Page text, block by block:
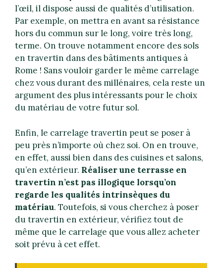
l’œil, il dispose aussi de qualités d’utilisation.
Par exemple, on mettra en avant sa résistance
hors du commun sur le long, voire très long,
terme. On trouve notamment encore des sols
en travertin dans des bâtiments antiques à
Rome ! Sans vouloir garder le même carrelage
chez vous durant des millénaires, cela reste un
argument des plus intéressants pour le choix
du matériau de votre futur sol.
Enfin, le carrelage travertin peut se poser à
peu près n’importe où chez soi. On en trouve,
en effet, aussi bien dans des cuisines et salons,
qu’en extérieur. Réaliser une terrasse en
travertin n’est pas illogique lorsqu’on
regarde les qualités intrinsèques du
matériau. Toutefois, si vous cherchez à poser
du travertin en extérieur, vérifiez tout de
même que le carrelage que vous allez acheter
soit prévu à cet effet.